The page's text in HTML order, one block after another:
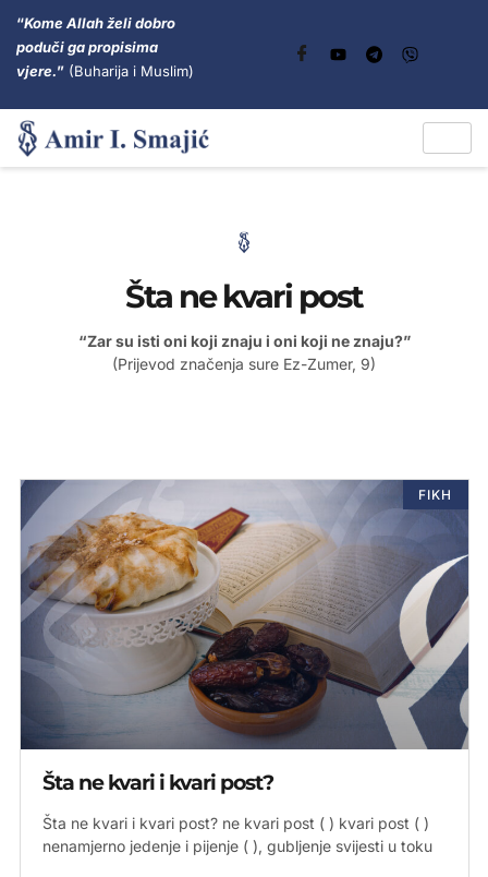
“Kome Allah želi dobro
poduči ga propisima
vjere.” (Buharija i Muslim)
Šta ne kvari post
“Zar su isti oni koji znaju i oni koji ne znaju?”
(Prijevod značenja sure Ez-Zumer, 9)
FIKH
Šta ne kvari i kvari post?
Šta ne kvari i kvari post? ne kvari post ( ) kvari post ( )
nenamjerno jedenje i pijenje ( ), gubljenje svijesti u toku